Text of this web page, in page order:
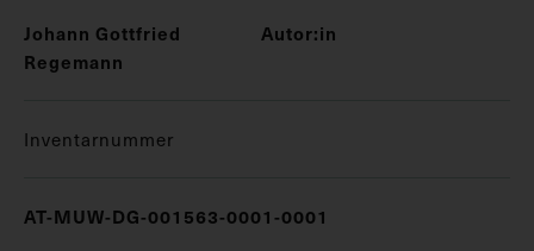
Johann Gottfried
Regemann
Autor:in
Inventarnummer
AT-MUW-DG-001563-0001-0001